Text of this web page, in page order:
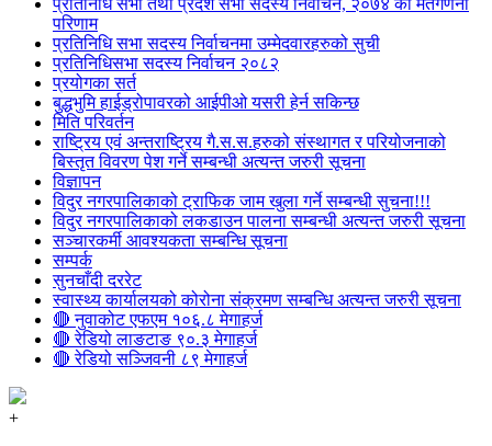
प्रतिनिधि सभा तथा प्रदेश सभा सदस्य निर्वाचन, २०७४ को मतगणना
परिणाम
प्रतिनिधि सभा सदस्य निर्वाचनमा उम्मेदवारहरुको सुची
प्रतिनिधिसभा सदस्य निर्वाचन २०८२
प्रयोगका सर्त
बुद्धभुमि हाईड्रोपावरको आईपीओ यसरी हेर्न सकिन्छ
मिति परिवर्तन
राष्ट्रिय एवं अन्तराष्ट्रिय गै.स.स.हरुको संस्थागत र परियोजनाको
बिस्तृत विवरण पेश गर्ने सम्बन्धी अत्यन्त जरुरी सूचना
विज्ञापन
विदुर नगरपालिकाको ट्राफिक जाम खुला गर्ने सम्बन्धी सुचना!!!
विदुर नगरपालिकाको लकडाउन पालना सम्बन्धी अत्यन्त जरुरी सूचना
सञ्चारकर्मी आवश्यकता सम्बन्धि सूचना
सम्पर्क
सुनचाँदी दररेट
स्वास्थ्य कार्यालयको कोरोना संक्रमण सम्बन्धि अत्यन्त जरुरी सूचना
🔴 नुवाकोट एफएम १०६.८ मेगाहर्ज
🔴 रेडियो लाङटाङ ९०.३ मेगाहर्ज
🔴 रेडियो सञ्जिवनी ८९ मेगाहर्ज
+